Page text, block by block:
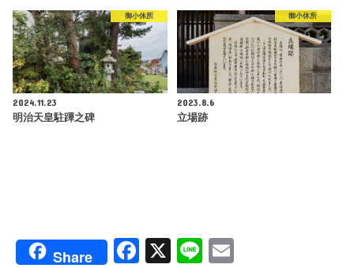
御小休所
2024.11.23
明治天皇駐蹕之碑
御小休所
2023.8.6
立場跡
Share
F
X
Li